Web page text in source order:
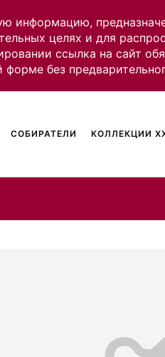
информацию,
целях и для
ссылка на сайт
без
СОБИРАТЕЛИ КОЛЛЕКЦИИ